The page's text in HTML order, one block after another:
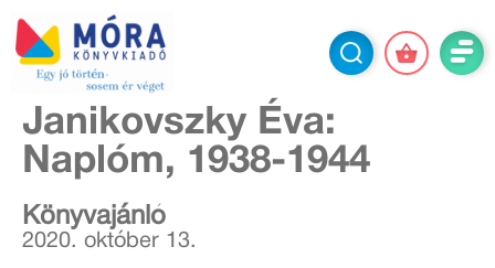
Janikovszky Éva:
Naplóm, 1938-1944
Könyvajánló
2020. október 13.